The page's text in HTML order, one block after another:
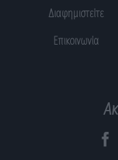
Διαφημιστείτε
Επικοινωνία